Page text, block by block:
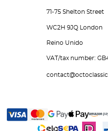
71-75 Shelton Street
WC2H 9JQ London
Reino Unido
VAT/tax number: